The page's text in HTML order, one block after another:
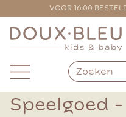
VOOR 16:00
Speelgoed